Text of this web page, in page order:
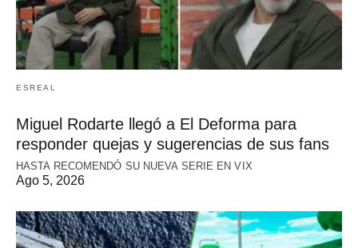
ESREAL
Miguel Rodarte llegó a El Deforma para
responder quejas y sugerencias de sus fans
HASTA RECOMENDÓ SU NUEVA SERIE EN VIX
Ago 5, 2026